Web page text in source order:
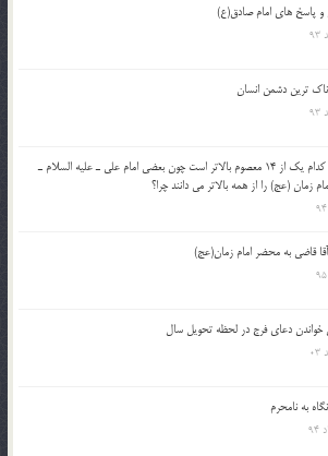
پاسخ های امام صادق(ع)
ترین دشمن انسان
مقام و درجه كدام يك از 14 معصوم بالاتر است چون بعضي امام علي ـ عليه السلام ـ
زمان (عج) را از همه بالاتر مي دانند چرا؟
قاضي به محضر امام زمان(عج)
دعای فرج در لحظه تحویل سال
به نامحرم